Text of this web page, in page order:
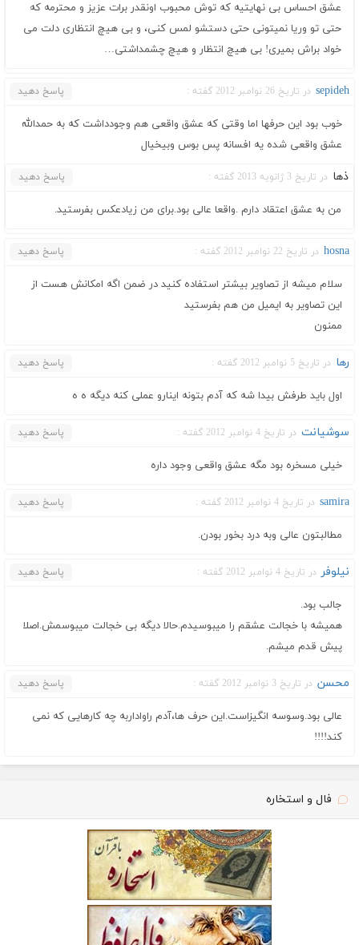
عشق احساس بی نهایتیه که توش محبوب اونقدر برات عزیز و محترمه که
حتی تو وریا نمیتونی حتی دستشو لمس کنی، و بی هیچ انتظاری دلت می
خواد براش بمیری! بی هیچ انتظار و هیچ چشمداشتی…
sepideh در تاریخ 26 نوامبر 2012 گفته : پاسخ دهید
خوب بود این حرفها اما وقتی که عشق واقعی هم وجودداشت که به حمدالله
عشق واقعی شده یه افسانه پس بوس وبیخیال
ذها در تاریخ 3 ژانویه 2013 گفته : پاسخ دهید
من به عشق اعتقاد دارم .واقعا عالی بود.برای من زیادعکس بفرستید.
hosna در تاریخ 22 نوامبر 2012 گفته : پاسخ دهید
سلام میشه از تصاویر بیشتر استفاده کنید در ضمن اگه امکانش هست از
این تصاویر به ایمیل من هم بفرستید
ممنون
رها در تاریخ 5 نوامبر 2012 گفته : پاسخ دهید
اول باید طرفش بیدا شه که آدم بتونه اینارو عملی کنه دیگه ه ه
سوشیانت در تاریخ 4 نوامبر 2012 گفته : پاسخ دهید
خیلی مسخره بود مگه عشق واقعی وجود داره
samira در تاریخ 4 نوامبر 2012 گفته : پاسخ دهید
مطالبتون عالی وبه درد بخور بودن.
نیلوفر در تاریخ 4 نوامبر 2012 گفته : پاسخ دهید
جالب بود.
همیشه با خجالت عشقم را میبوسیدم.حالا دیگه بی خجالت میبوسمش.اصلا
پیش قدم میشم.
محسن در تاریخ 3 نوامبر 2012 گفته : پاسخ دهید
عالی بود.وسوسه انگیزاست.این حرف ها،آدم راواداربه چه کارهایی که نمی
کند!!!!
فال و استخاره